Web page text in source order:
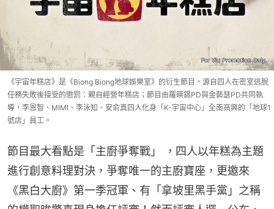
《宇宙年糕店》是《Biong Biong地球娛樂室》的衍生節目，源自四人在密室逃脫
任務失敗後接受的懲罰：親自經營年糕店；節目由羅暎錫PD與金藝瑟PD共同執
導，李恩智、MIMI、李泳知、安俞真四人化身「K-宇宙中心」全南高興的「地球1
號店」員工。
節目最大看點是「主廚爭奪戰」 ，四人以年糕為主題
進行創意料理對決，爭奪唯一的主廚寶座，更邀來
《黑白大廚》第一季冠軍、有「拿坡里黑手黨」之稱